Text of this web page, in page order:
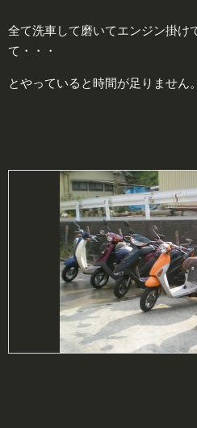
全て洗車して磨いてエンジン掛け
て・・・
とやっていると時間が足りません。